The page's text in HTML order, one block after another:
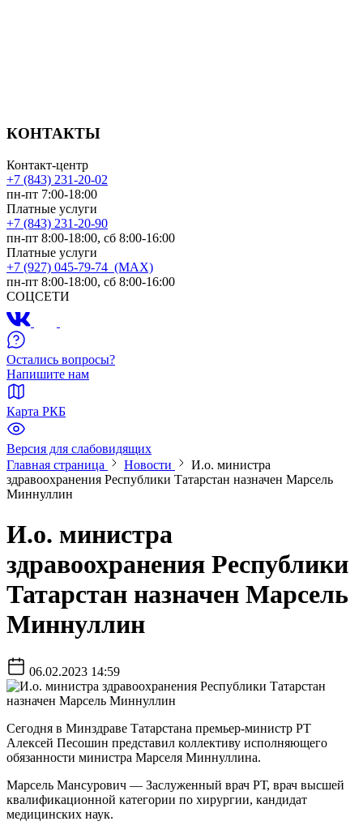
КОНТАКТЫ
Контакт-центр
+7 (843) 231-20-02
пн-пт 7:00-18:00
Платные услуги
+7 (843) 231-20-90
пн-пт 8:00-18:00, сб 8:00-16:00
Платные услуги
+7 (927) 045-79-74 (MAX)
пн-пт 8:00-18:00, сб 8:00-16:00
СОЦСЕТИ
Остались вопросы?
Напишите нам
Карта РКБ
Версия для слабовидящих
Главная страница
Новости
И.о. министра
здравоохранения Республики Татарстан назначен Марсель
Миннуллин
И.о. министра
здравоохранения Республики
Татарстан назначен Марсель
Миннуллин
06.02.2023 14:59
Сегодня в Минздраве Татарстана премьер-министр РТ
Алексей Песошин представил коллективу исполняющего
обязанности министра Марселя Миннуллина.
Марсель Мансурович — Заслуженный врач РТ, врач высшей
квалификационной категории по хирургии, кандидат
медицинских наук.